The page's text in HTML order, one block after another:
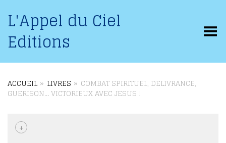
L'Appel du Ciel
Editions Basculer le menu
ACCUEIL » LIVRES » COMBAT SPIRITUEL, DELIVRANCE,
GUERISON… VICTORIEUX AVEC JESUS !
+